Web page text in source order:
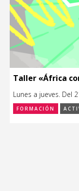
Taller «África
Lunes a jueves. Del
FORMACIÓN